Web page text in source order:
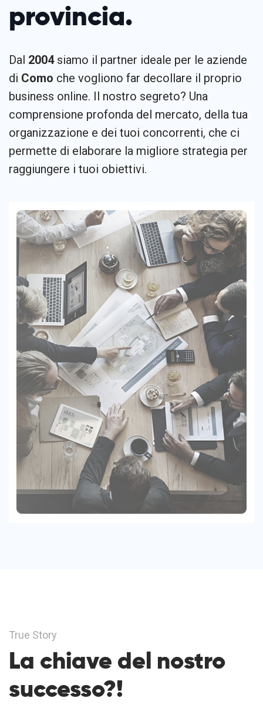
provincia.
Dal 2004siamo il partner ideale per le aziende
di Como che vogliono far decollare il proprio
business online. Il nostro segreto? Una
comprensione profonda del mercato, della tua
organizzazione e dei tuoi concorrenti, che ci
permette di elaborare la migliore strategia per
raggiungere i tuoi obiettivi.
True Story
La chiave del nostro
successo?!